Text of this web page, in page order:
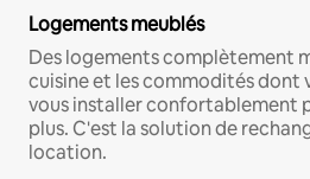
Logements meublés
Des logements complètement
cuisine et les commodités dont
vous installer confortablement
plus. C'est la solution de
location.